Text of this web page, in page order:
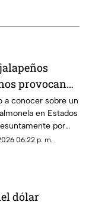
provocan
salmonela en
Esto
a conocer sobre un
en Estados
por
mexicanos,
06:22 p. m.
dólar